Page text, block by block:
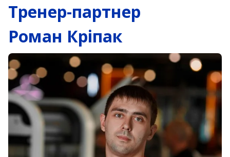
Тренер-партнер
Роман Кріпак